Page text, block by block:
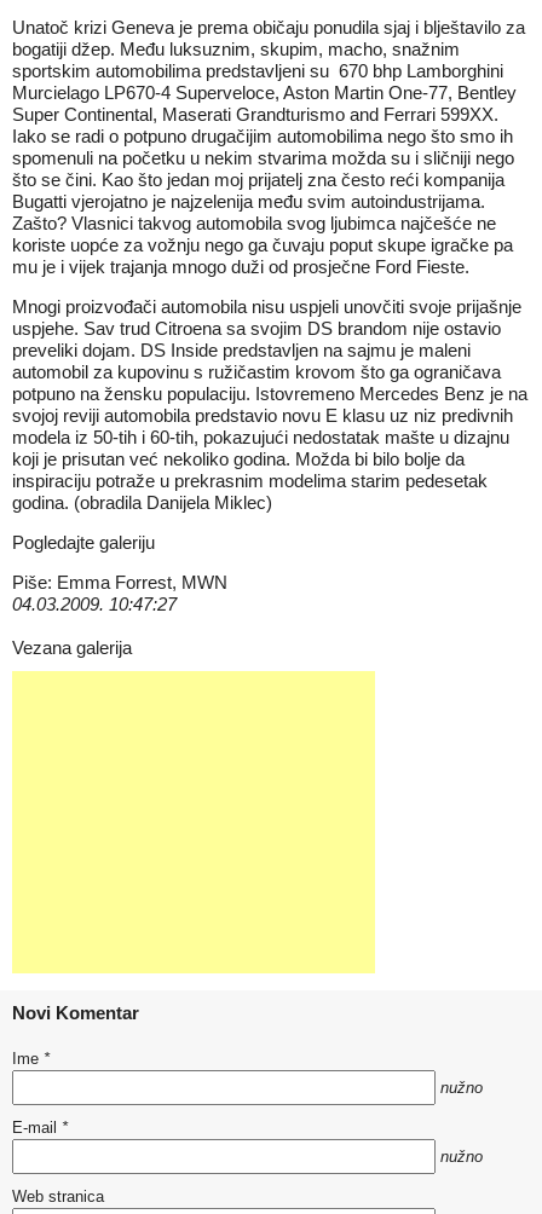
Unatoč krizi Geneva je prema običaju ponudila sjaj i blještavilo za
bogatiji džep. Među luksuznim, skupim, macho, snažnim
sportskim automobilima predstavljeni su 670 bhp Lamborghini
Murcielago LP670-4 Superveloce, Aston Martin One-77, Bentley
Super Continental, Maserati Grandturismo and Ferrari 599XX.
Iako se radi o potpuno drugačijim automobilima nego što smo ih
spomenuli na početku u nekim stvarima možda su i sličniji nego
što se čini. Kao što jedan moj prijatelj zna često reći kompanija
Bugatti vjerojatno je najzelenija među svim autoindustrijama.
Zašto? Vlasnici takvog automobila svog ljubimca najčešće ne
koriste uopće za vožnju nego ga čuvaju poput skupe igračke pa
mu je i vijek trajanja mnogo duži od prosječne Ford Fieste.
Mnogi proizvođači automobila nisu uspjeli unovčiti svoje prijašnje
uspjehe. Sav trud Citroena sa svojim DS brandom nije ostavio
preveliki dojam. DS Inside predstavljen na sajmu je maleni
automobil za kupovinu s ružičastim krovom što ga ograničava
potpuno na žensku populaciju. Istovremeno Mercedes Benz je na
svojoj reviji automobila predstavio novu E klasu uz niz predivnih
modela iz 50-tih i 60-tih, pokazujući nedostatak mašte u dizajnu
koji je prisutan već nekoliko godina. Možda bi bilo bolje da
inspiraciju potraže u prekrasnim modelima starim pedesetak
godina. (obradila Danijela Miklec)
Pogledajte galeriju
Piše: Emma Forrest, MWN
04.03.2009. 10:47:27
Vezana galerija
Novi Komentar
Ime *
nužno
E-mail *
nužno
Web stranica